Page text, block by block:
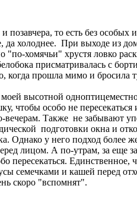
позавчера, то есть без
да холоднее. При выходе из
"по-хомячьи" хрустя ловко
присматривалась с
когда прошла мимо и
высотной
чтобы особо не
вечерам. Также не забывают
подготовки окна и
Однако у него подход более
лицом. А по-утрам, за еще
Единственное,
семечками и кашей перед
скоро "вспомнят".